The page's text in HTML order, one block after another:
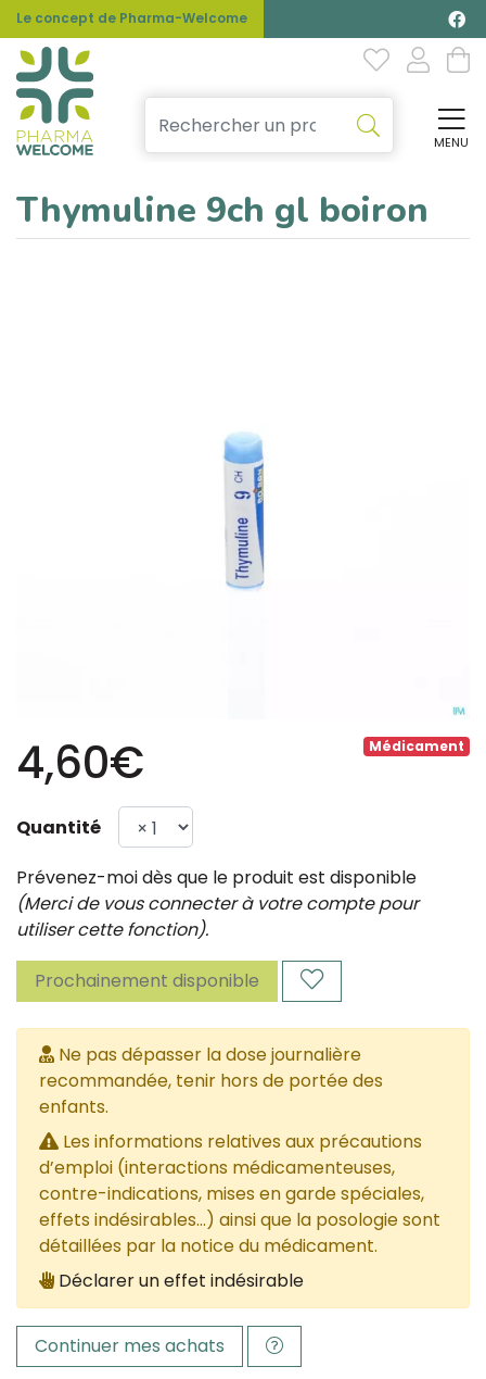
Le concept de Pharma-Welcome
MENU
Thymuline 9ch gl boiron
Médicament
4,60€
Quantité
Prévenez-moi dès que le produit est disponible
(Merci de vous connecter à votre compte pour
utiliser cette fonction).
Prochainement disponible
Ne pas dépasser la dose journalière
recommandée, tenir hors de portée des
enfants.
Les informations relatives aux précautions
d’emploi (interactions médicamenteuses,
contre-indications, mises en garde spéciales,
effets indésirables...) ainsi que la posologie sont
détaillées par la notice du médicament.
Déclarer un effet indésirable
Continuer mes achats